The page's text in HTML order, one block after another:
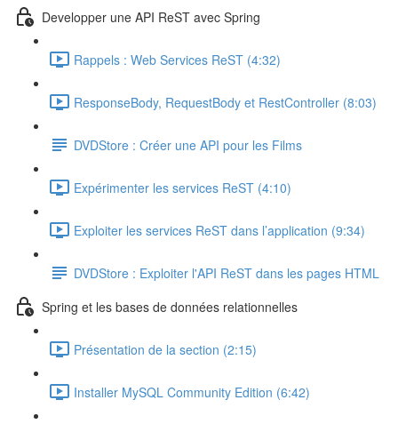
Developper une API ReST avec Spring
Rappels : Web Services ReST (4:32)
ResponseBody, RequestBody et RestController (8:03)
DVDStore : Créer une API pour les Films
Expérimenter les services ReST (4:10)
Exploiter les services ReST dans l’application (9:34)
DVDStore : Exploiter l'API ReST dans les pages HTML
Spring et les bases de données relationnelles
Présentation de la section (2:15)
Installer MySQL Community Edition (6:42)